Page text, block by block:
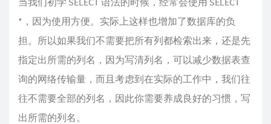
*，因为使用方便。实际上这样也增加了数据库的负
担。所以如果我们不需要把所有列都检索出来，还是先
指定出所需的列名，因为写清列名，可以减少数据表查
询的网络传输量，而且考虑到在实际的工作中，我们往
往不需要全部的列名，因此你需要养成良好的习惯，写
出所需的列名。